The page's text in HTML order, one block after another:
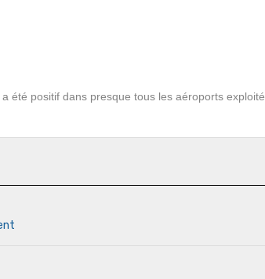
été positif dans presque tous les aéroports